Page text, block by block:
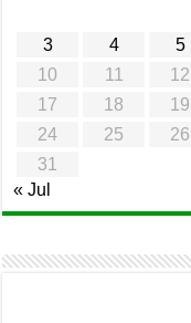
3
4 5
10
11 12
17
18 19
24
25 26
31
« Jul